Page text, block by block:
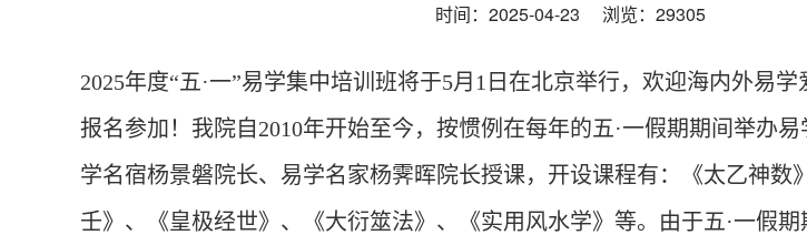
时间：2025-04-23 浏览：29305
2025年度“五·一”易学集中培训班将于5月1日在北京举行，欢迎海内外易
报名参加！我院自2010年开始至今，按惯例在每年的五·一假期期间举办
学名宿杨景磐院长、易学名家杨霁晖院长授课，开设课程有：《太乙神数
壬》、《皇极经世》、《大衍筮法》、《实用风水学》等。由于五·一假